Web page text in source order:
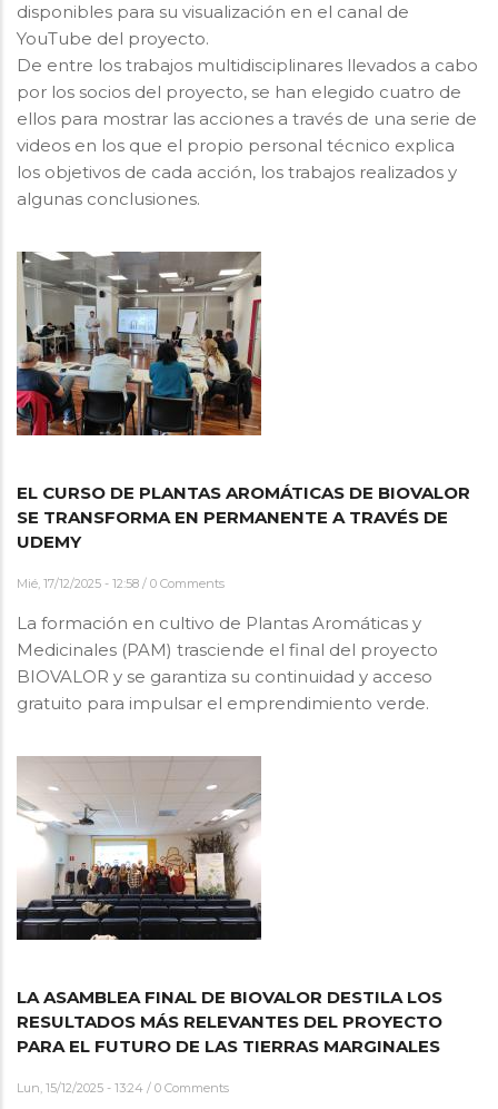
disponibles para su visualización en el canal de
YouTube del proyecto.
De entre los trabajos multidisciplinares llevados a cabo
por los socios del proyecto, se han elegido cuatro de
ellos para mostrar las acciones a través de una serie de
videos en los que el propio personal técnico explica
los objetivos de cada acción, los trabajos realizados y
algunas conclusiones.
EL CURSO DE PLANTAS AROMÁTICAS DE BIOVALOR
SE TRANSFORMA EN PERMANENTE A TRAVÉS DE
UDEMY
Mié, 17/12/2025 - 12:58 / 0 Comments
La formación en cultivo de Plantas Aromáticas y
Medicinales (PAM) trasciende el final del proyecto
BIOVALOR y se garantiza su continuidad y acceso
gratuito para impulsar el emprendimiento verde.
LA ASAMBLEA FINAL DE BIOVALOR DESTILA LOS
RESULTADOS MÁS RELEVANTES DEL PROYECTO
PARA EL FUTURO DE LAS TIERRAS MARGINALES
Lun, 15/12/2025 - 13:24 / 0 Comments